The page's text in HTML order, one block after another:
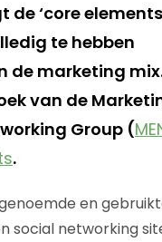
de ‘core
te hebben
de marketing
van de
Group (
.
en
social networking